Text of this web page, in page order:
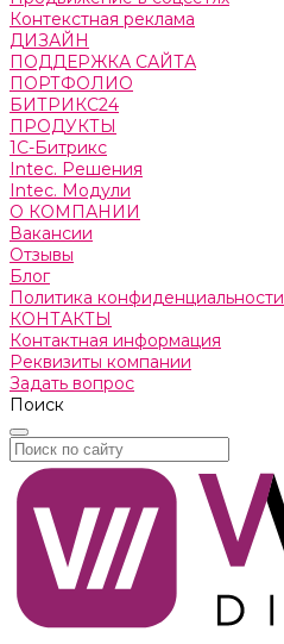
Контекстная реклама
ДИЗАЙН
ПОДДЕРЖКА САЙТА
ПОРТФОЛИО
БИТРИКС24
ПРОДУКТЫ
1С-Битрикс
Intec. Решения
Intec. Модули
О КОМПАНИИ
Вакансии
Отзывы
Блог
Политика конфиденциальности
КОНТАКТЫ
Контактная информация
Реквизиты компании
Задать вопрос
Поиск